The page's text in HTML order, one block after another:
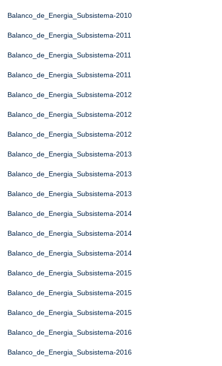
Balanco_de_Energia_Subsistema-2010
Balanco_de_Energia_Subsistema-2011
Balanco_de_Energia_Subsistema-2011
Balanco_de_Energia_Subsistema-2011
Balanco_de_Energia_Subsistema-2012
Balanco_de_Energia_Subsistema-2012
Balanco_de_Energia_Subsistema-2012
Balanco_de_Energia_Subsistema-2013
Balanco_de_Energia_Subsistema-2013
Balanco_de_Energia_Subsistema-2013
Balanco_de_Energia_Subsistema-2014
Balanco_de_Energia_Subsistema-2014
Balanco_de_Energia_Subsistema-2014
Balanco_de_Energia_Subsistema-2015
Balanco_de_Energia_Subsistema-2015
Balanco_de_Energia_Subsistema-2015
Balanco_de_Energia_Subsistema-2016
Balanco_de_Energia_Subsistema-2016